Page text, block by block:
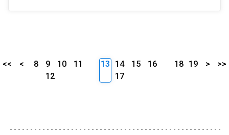
<< < 8 9 10
11
12
13 14 15
16
17
18 19 > >>